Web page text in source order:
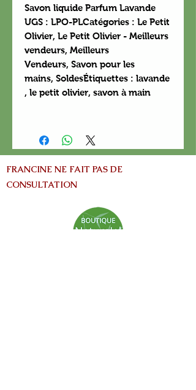
Savon liquide Parfum Lavande
UGS : LPO-PLCatégories : Le Petit
Olivier, Le Petit Olivier - Meilleurs
vendeurs, Meilleurs
Vendeurs, Savon pour les
mains, SoldesÉtiquettes : lavande
, le petit olivier, savon à main
FRANCINE NE FAIT PAS DE
CONSULTATION